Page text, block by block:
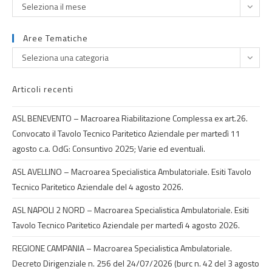
Seleziona il mese
Aree Tematiche
Seleziona una categoria
Articoli recenti
ASL BENEVENTO – Macroarea Riabilitazione Complessa ex art.26.
Convocato il Tavolo Tecnico Paritetico Aziendale per martedì 11
agosto c.a. OdG: Consuntivo 2025; Varie ed eventuali.
ASL AVELLINO – Macroarea Specialistica Ambulatoriale. Esiti Tavolo
Tecnico Paritetico Aziendale del 4 agosto 2026.
ASL NAPOLI 2 NORD – Macroarea Specialistica Ambulatoriale. Esiti
Tavolo Tecnico Paritetico Aziendale per martedì 4 agosto 2026.
REGIONE CAMPANIA – Macroarea Specialistica Ambulatoriale.
Decreto Dirigenziale n. 256 del 24/07/2026 (burc n. 42 del 3 agosto